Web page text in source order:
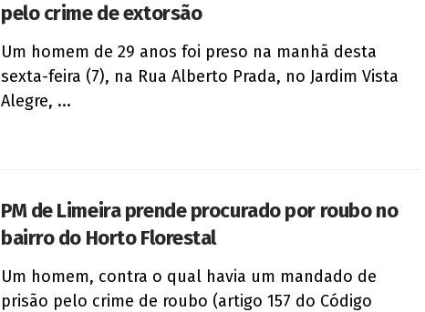
pelo crime de extorsão
Um homem de 29 anos foi preso na manhã desta
sexta-feira (7), na Rua Alberto Prada, no Jardim Vista
Alegre, ...
PM de Limeira prende procurado por roubo no
bairro do Horto Florestal
Um homem, contra o qual havia um mandado de
prisão pelo crime de roubo (artigo 157 do Código